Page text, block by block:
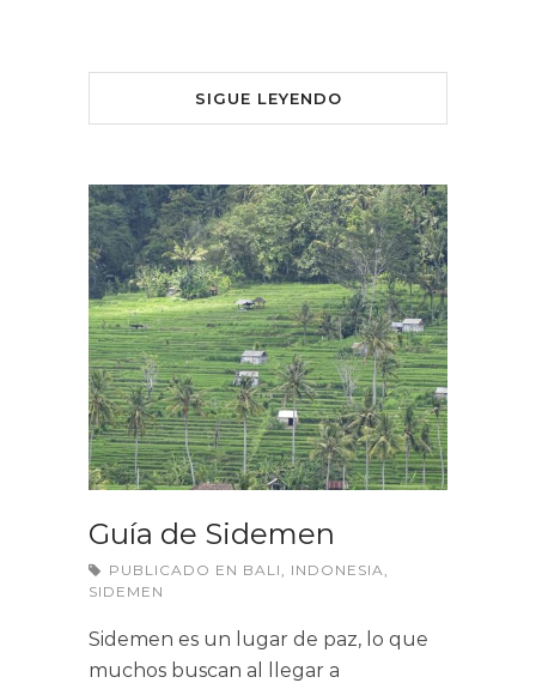
SIGUE LEYENDO
Guía de Sidemen
PUBLICADO EN BALI INDONESIA
SIDEMEN
Sidemen es un lugar de paz, lo que
muchos buscan al llegar a